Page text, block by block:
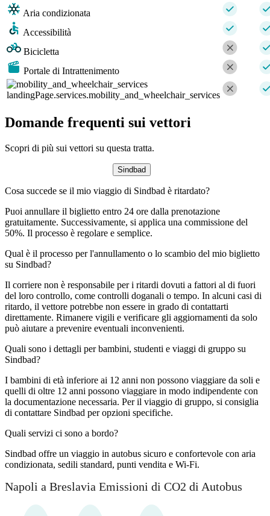
Aria condizionata
Accessibilità
Bicicletta
Portale di Intrattenimento
landingPage.services.mobility_and_wheelchair_services
Domande frequenti sui vettori
Scopri di più sui vettori su questa tratta.
Sindbad
Cosa succede se il mio viaggio di Sindbad è ritardato?
Puoi annullare il biglietto entro 24 ore dalla prenotazione
gratuitamente. Successivamente, si applica una commissione del
50%. Il processo è regolare e semplice.
Qual è il processo per l'annullamento o lo scambio del mio biglietto
su Sindbad?
Il corriere non è responsabile per i ritardi dovuti a fattori al di fuori
del loro controllo, come controlli doganali o tempo. In alcuni casi di
ritardo, il vettore potrebbe non essere in grado di contattarti
direttamente. Rimanere vigili e verificare gli aggiornamenti da solo
può aiutare a prevenire eventuali inconvenienti.
Quali sono i dettagli per bambini, studenti e viaggi di gruppo su
Sindbad?
I bambini di età inferiore ai 12 anni non possono viaggiare da soli e
quelli di oltre 12 anni possono viaggiare in modo indipendente con
la documentazione necessaria. Per il viaggio di gruppo, si consiglia
di contattare Sindbad per opzioni specifiche.
Quali servizi ci sono a bordo?
Sindbad offre un viaggio in autobus sicuro e confortevole con aria
condizionata, sedili standard, punti vendita e Wi-Fi.
Napoli a Breslavia Emissioni di CO2 di Autobus